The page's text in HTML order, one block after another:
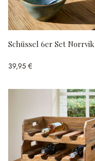
Schüssel 6er Set Norrvik
39,95 €